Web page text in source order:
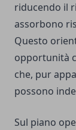
riducendo il
assorbono
Questo
opportunità
che, pur
possono
Sul piano